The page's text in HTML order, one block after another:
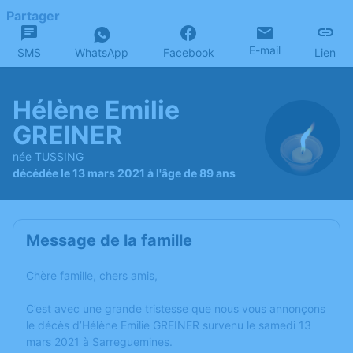
Partager
SMS WhatsApp Facebook E-mail Lien
Hélène Emilie
GREINER
née TUSSING
décédée le 13 mars 2021 à l'âge de 89 ans
Message de la famille
Chère famille, chers amis,
C’est avec une grande tristesse que nous vous annonçons
le décès d’Hélène Emilie GREINER survenu le samedi 13
mars 2021 à Sarreguemines.